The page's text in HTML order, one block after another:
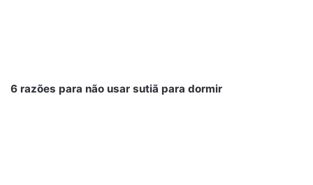
6 razões para não usar sutiã para dormir